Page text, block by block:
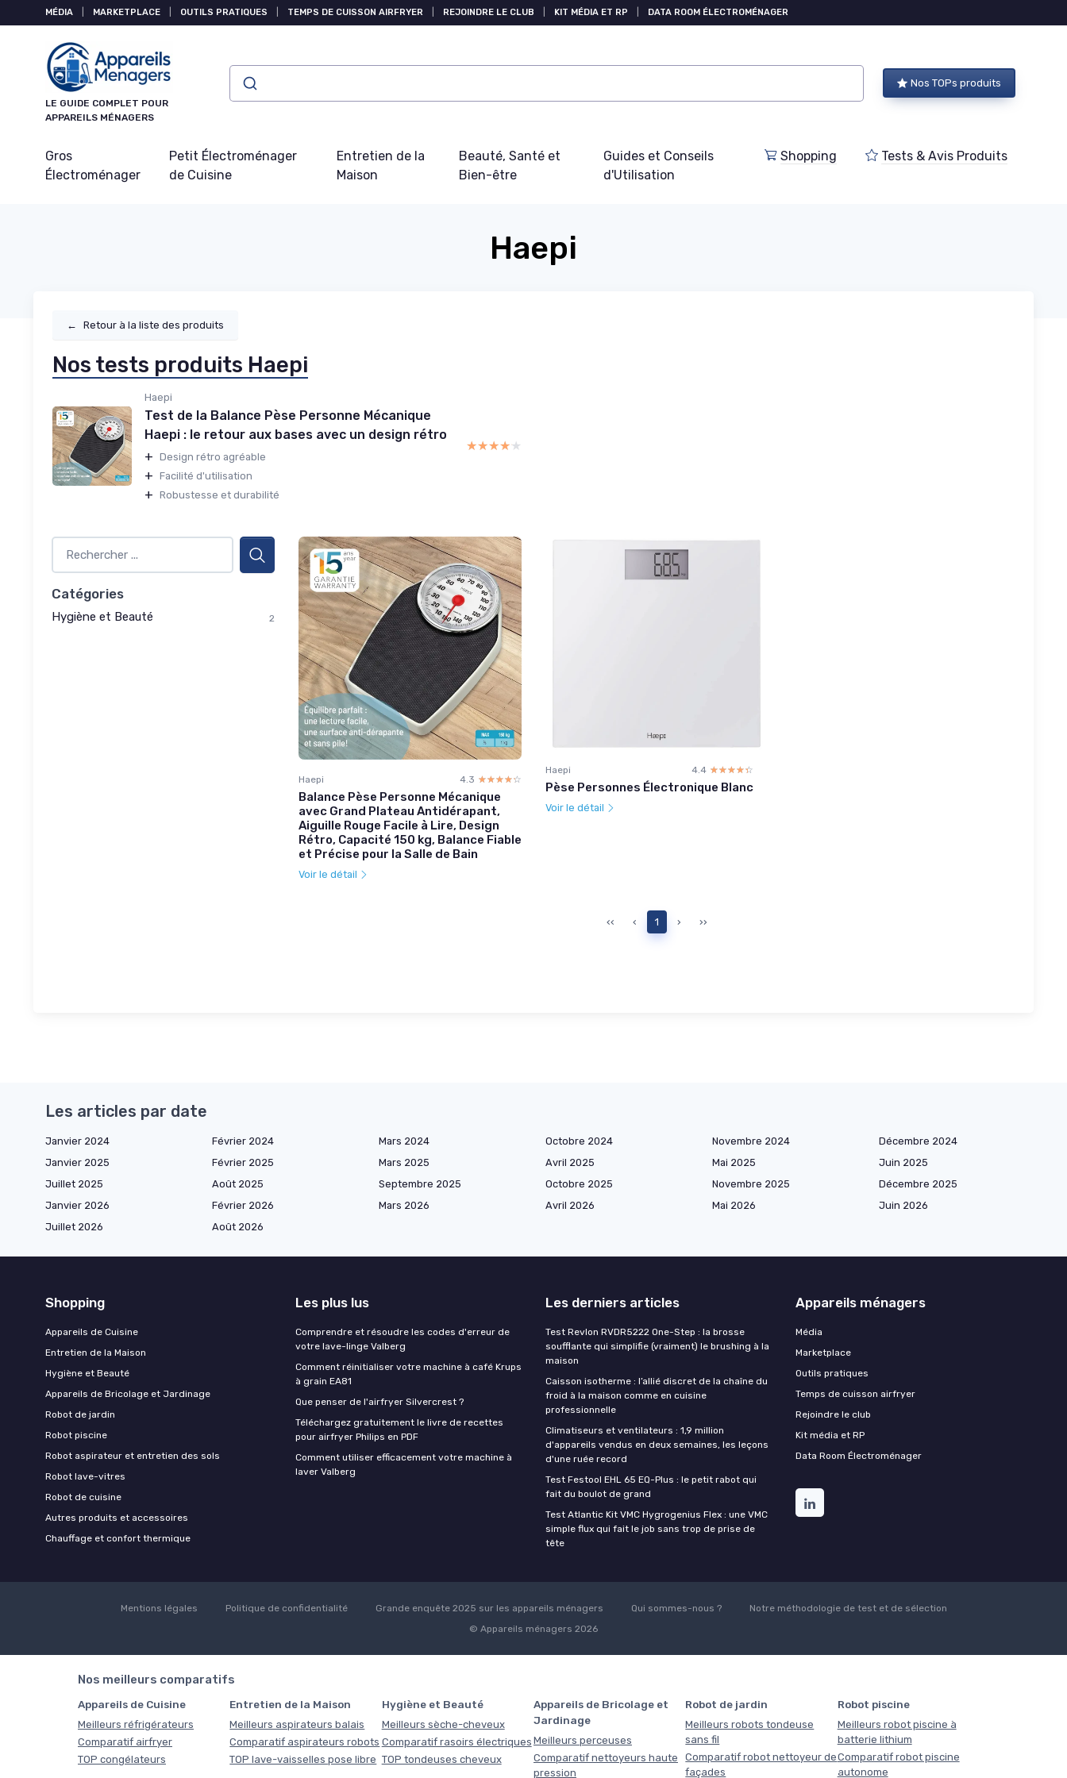
MÉDIA MARKETPLACE OUTILS PRATIQUES TEMPS DE CUISSON AIRFRYER REJOINDRE LE CLUB KIT MÉDIA ET RP DATA ROOM ÉLECTROMÉNAGER
LE GUIDE COMPLET POUR
APPAREILS MÉNAGERS
Nos TOPs produits
Gros
Électroménager
Petit Électroménager
de Cuisine
Entretien de la
Maison
Beauté, Santé et
Bien-être
Guides et Conseils
d'Utilisation
Shopping Tests & Avis Produits
Haepi
← Retour à la liste des produits
Nos tests produits Haepi
Haepi
Test de la Balance Pèse Personne Mécanique
Haepi : le retour aux bases avec un design rétro
+ Design rétro agréable
+ Facilité d'utilisation
+ Robustesse et durabilité
★★★★★
★★★★★
Catégories
Hygiène et Beauté 2
Haepi 4.3 ☆☆☆☆☆
★★★★★
Balance Pèse Personne Mécanique
avec Grand Plateau Antidérapant,
Aiguille Rouge Facile à Lire, Design
Rétro, Capacité 150 kg, Balance Fiable
et Précise pour la Salle de Bain
Voir le détail
Haepi 4.4 ☆☆☆☆☆
★★★★★
Pèse Personnes Électronique Blanc
Voir le détail
‹‹ ‹ 1 › ››
Les articles par date
Janvier 2024 Février 2024 Mars 2024 Octobre 2024 Novembre 2024
Décembre 2024
Janvier 2025
Février 2025 Mars 2025 Avril 2025 Mai 2025
Juin 2025
Juillet 2025
Août 2025 Septembre 2025 Octobre 2025 Novembre 2025
Décembre 2025
Janvier 2026
Février 2026 Mars 2026 Avril 2026 Mai 2026
Juin 2026
Juillet 2026
Août 2026
Shopping
Appareils de Cuisine
Entretien de la Maison
Hygiène et Beauté
Appareils de Bricolage et Jardinage
Robot de jardin
Robot piscine
Robot aspirateur et entretien des sols
Robot lave-vitres
Robot de cuisine
Autres produits et accessoires
Chauffage et confort thermique
Les plus lus
Comprendre et résoudre les codes d'erreur de
votre lave-linge Valberg
Comment réinitialiser votre machine à café Krups
à grain EA81
Que penser de l'airfryer Silvercrest ?
Téléchargez gratuitement le livre de recettes
pour airfryer Philips en PDF
Comment utiliser efficacement votre machine à
laver Valberg
Les derniers articles
Test Revlon RVDR5222 One-Step : la brosse
soufflante qui simplifie (vraiment) le brushing à la
maison
Caisson isotherme : l’allié discret de la chaîne du
froid à la maison comme en cuisine
professionnelle
Climatiseurs et ventilateurs : 1,9 million
d'appareils vendus en deux semaines, les leçons
d'une ruée record
Test Festool EHL 65 EQ-Plus : le petit rabot qui
fait du boulot de grand
Test Atlantic Kit VMC Hygrogenius Flex : une VMC
simple flux qui fait le job sans trop de prise de
tête
Appareils ménagers
Média
Marketplace
Outils pratiques
Temps de cuisson airfryer
Rejoindre le club
Kit média et RP
Data Room Électroménager
Mentions légales Politique de confidentialité Grande enquête 2025 sur les appareils ménagers Qui sommes-nous ?
Notre méthodologie de test et de sélection
© Appareils ménagers 2026
Nos meilleurs comparatifs
Appareils de Cuisine
Meilleurs réfrigérateurs
Comparatif airfryer
TOP congélateurs
Entretien de la Maison
Meilleurs aspirateurs balais
Comparatif aspirateurs robots
TOP lave-vaisselles pose libre
Hygiène et Beauté
Meilleurs sèche-cheveux
Comparatif rasoirs électriques
TOP tondeuses cheveux
Appareils de Bricolage et
Jardinage
Meilleurs perceuses
Comparatif nettoyeurs haute
pression
Robot de jardin
Meilleurs robots tondeuse
sans fil
Comparatif robot nettoyeur de
façades
Robot piscine
Meilleurs robot piscine à
batterie lithium
Comparatif robot piscine
autonome
Panneau de gestion des cookies